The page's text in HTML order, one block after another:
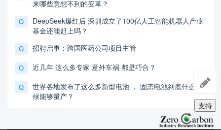
支持
来哪些意想不到的变革？
Q
DeepSeek爆红后 深圳成立了100亿人工智能机器人产业
基金还能赶上吗？
Q 招聘启事：跨国医药公司项目主管
Q 近几年 这么多专家 意外车祸 都是巧合？
Q
世界各地发布了这么多新型电池 ， 固态电池到底什么时
候能够量产？